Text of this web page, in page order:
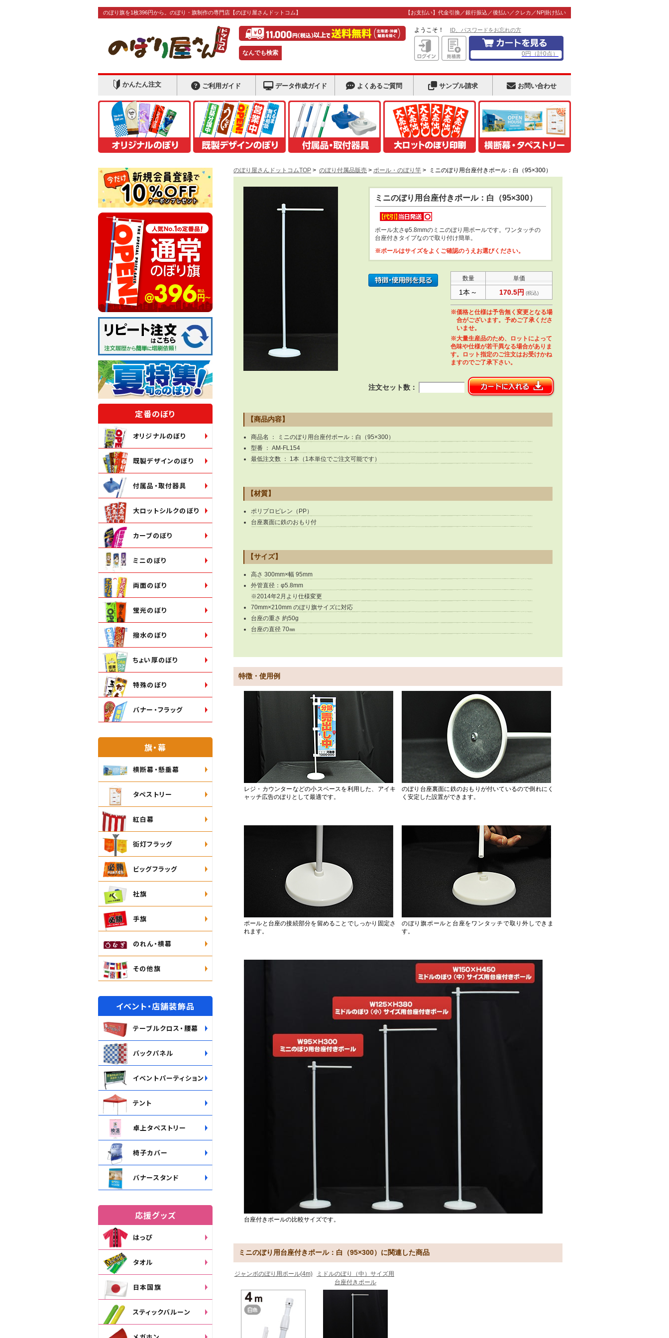
のぼり旗を1枚396円から。のぼり・旗制作の専門店 【のぼり屋さんドットコム】 【お支払い】代金引換／銀行振込／後払い／クレカ／NP掛け払い
なんでも検索
ようこそ！ ID、パスワードをお忘れの方
0円 （計0点）
かんたん注文 ご利用ガイド データ作成ガイド よくあるご質問 サンプル請求 お問い合わせ
のぼり屋さんドットコムTOP > のぼり付属品販売 > ポール・のぼり竿 > ミニのぼり用台座付きポール：白（95×300）
ミニのぼり用台座付きポール：白（95×300）
ポール太さφ5.8mmのミニのぼり用ポールです。ワンタッチの
台座付きタイプなので取り付け簡単。
※ポールはサイズをよくご確認のうえお選びください。
数量 単価
1本～ 170.5円 (税込)
※価格と仕様は予告無く変更となる場
合がございます。予めご了承くださ
いませ。
※大量生産品のため、ロットによって
色味や仕様が若干異なる場合がありま
す。ロット指定のご注文はお受けかね
ますのでご了承下さい。
注文セット数：
【商品内容】
商品名 ： ミニのぼり用台座付ポール：白（95×300）
型番 ： AM-FL154
最低注文数 ： 1本（1本単位でご注文可能です）
【材質】
ポリプロピレン（PP）
台座裏面に鉄のおもり付
【サイズ】
高さ 300mm×幅 95mm
外管直径：φ5.8mm
※2014年2月より仕様変更
70mm×210mm のぼり旗サイズに対応
台座の重さ 約50g
台座の直径 70㎜
特徴・使用例
レジ・カウンターなどの小スペースを利用した、アイキ
ャッチ広告のぼりとして最適です。
のぼり台座裏面に鉄のおもりが付いているので倒れにく
く安定した設置ができます。
ポールと台座の接続部分を留めることでしっかり固定さ
れます。
のぼり旗ポールと台座をワンタッチで取り外しできま
す。
台座付きポールの比較サイズです。
ミニのぼり用台座付きポール：白（95×300）に関連した商品
ジャンボのぼり用ポール(4m)
ミドルのぼり（中）サイズ用
台座付きポール
定番のぼり
オリジナルのぼり
既製デザインのぼり
付属品・取付器具
大ロットシルクのぼり
カーブのぼり
ミニのぼり
両面のぼり
蛍光のぼり
撥水のぼり
ちょい厚のぼり
特殊のぼり
バナー・フラッグ
旗・幕
横断幕・懸垂幕
タペストリー
紅白幕
街灯フラッグ
ビッグフラッグ
社旗
手旗
のれん・横幕
その他旗
イベント・店舗装飾品
テーブルクロス・腰幕
バックパネル
イベントパーティション
テント
卓上タペストリー
椅子カバー
バナースタンド
応援グッズ
はっぴ
タオル
日本国旗
スティックバルーン